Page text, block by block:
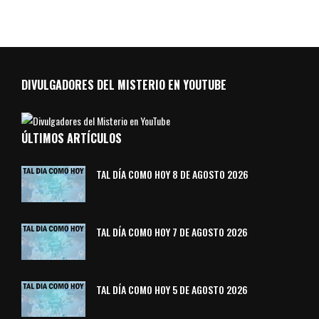
DIVULGADORES DEL MISTERIO EN YOUTUBE
ÚLTIMOS ARTÍCULOS
TAL DÍA COMO HOY 8 DE AGOSTO 2026
TAL DÍA COMO HOY 7 DE AGOSTO 2026
TAL DÍA COMO HOY 5 DE AGOSTO 2026